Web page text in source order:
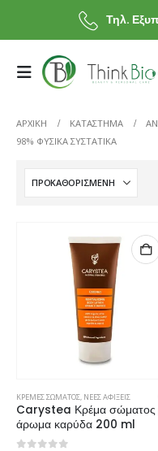
Τηλ.
ΑΡΧΙΚΗ ΚΑΤΆΣΤΗΜΑ
98% ΦΥΣΙΚΑ ΣΥΣΤΑΤΙΚΑ
ΚΡΕΜΕΣ ΣΩΜΑΤΟΣ, ΝΕΕΣ ΑΦΙΞΕΙΣ
Carystea Κρέμα σώματος
άρωμα καρύδα 200 ml